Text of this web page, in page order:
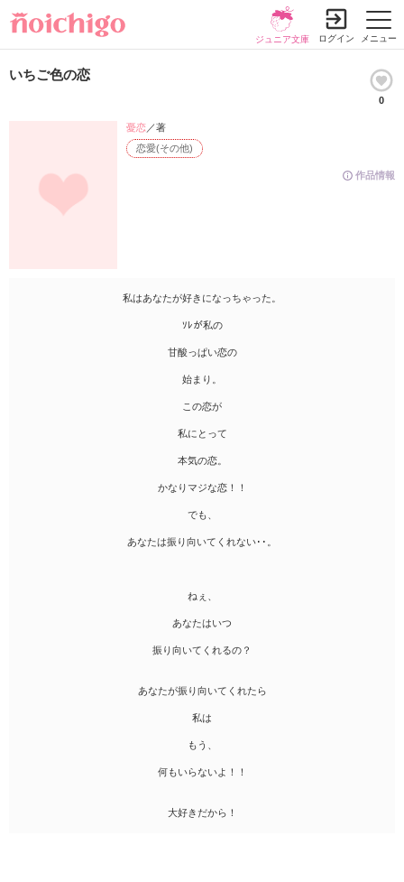
メニュー
ジュニア文庫 ログイン
いちご色の恋
0
作品情報
恋愛(その他)
憂恋／著
私はあなたが好きになっちゃった。
ｿﾚが私の
甘酸っぱい恋の
始まり。
この恋が
私にとって
本気の恋。
かなりマジな恋！！
でも、
あなたは振り向いてくれない･･。
ねぇ、
あなたはいつ
振り向いてくれるの？
あなたが振り向いてくれたら
私は
もう、
何もいらないよ！！
大好きだから！